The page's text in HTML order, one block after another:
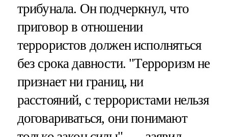
трибунала. Он подчеркнул, что
приговор в отношении
террористов должен исполняться
без срока давности. "Терроризм не
признает ни границ, ни
расстояний, с террористами нельзя
договариваться, они понимают